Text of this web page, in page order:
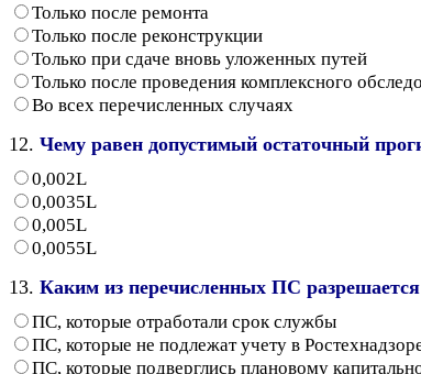
Только после ремонта
Только после реконструкции
Только при сдаче вновь уложенных путей
Только после проведения комплексного
Во всех перечисленных случаях
12. Чему равен допустимый остаточный
0,002L
0,0035L
0,005L
0,0055L
13. Каким из перечисленных ПС разрешается
ПС, которые отработали срок службы
ПС, которые не подлежат учету в
ПС, которые подверглись плановому